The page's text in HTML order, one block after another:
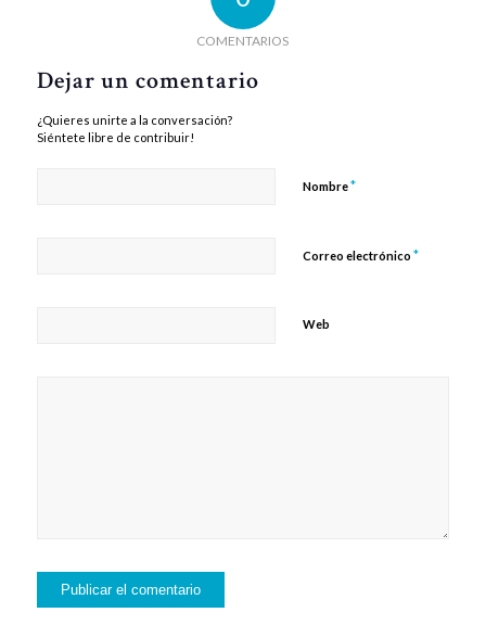
COMENTARIOS
Dejar un comentario
¿Quieres unirte a la conversación?
Siéntete libre de contribuir!
Nombre*
Correo electrónico *
Web